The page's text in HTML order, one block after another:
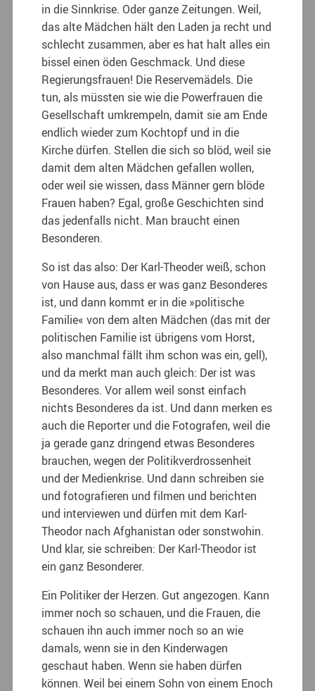
in die Sinnkrise. Oder ganze Zeitungen. Weil,
das alte Mädchen hält den Laden ja recht und
schlecht zusammen, aber es hat halt alles ein
bissel einen öden Geschmack. Und diese
Regierungsfrauen! Die Reservemädels. Die
tun, als müssten sie wie die Powerfrauen die
Gesellschaft umkrempeln, damit sie am Ende
endlich wieder zum Kochtopf und in die
Kirche dürfen. Stellen die sich so blöd, weil sie
damit dem alten Mädchen gefallen wollen,
oder weil sie wissen, dass Männer gern blöde
Frauen haben? Egal, große Geschichten sind
das jedenfalls nicht. Man braucht einen
Besonderen.
So ist das also: Der Karl-Theoder weiß, schon
von Hause aus, dass er was ganz Besonderes
ist, und dann kommt er in die »politische
Familie« von dem alten Mädchen (das mit der
politischen Familie ist übrigens vom Horst,
also manchmal fällt ihm schon was ein, gell),
und da merkt man auch gleich: Der ist was
Besonderes. Vor allem weil sonst einfach
nichts Besonderes da ist. Und dann merken es
auch die Reporter und die Fotografen, weil die
ja gerade ganz dringend etwas Besonderes
brauchen, wegen der Politikverdrossenheit
und der Medienkrise. Und dann schreiben sie
und fotografieren und filmen und berichten
und interviewen und dürfen mit dem Karl-
Theodor nach Afghanistan oder sonstwohin.
Und klar, sie schreiben: Der Karl-Theodor ist
ein ganz Besonderer.
Ein Politiker der Herzen. Gut angezogen. Kann
immer noch so schauen, und die Frauen, die
schauen ihn auch immer noch so an wie
damals, wenn sie in den Kinderwagen
geschaut haben. Wenn sie haben dürfen
können. Weil bei einem Sohn von einem Enoch